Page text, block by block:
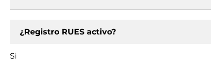
¿Registro RUES activo?
Si